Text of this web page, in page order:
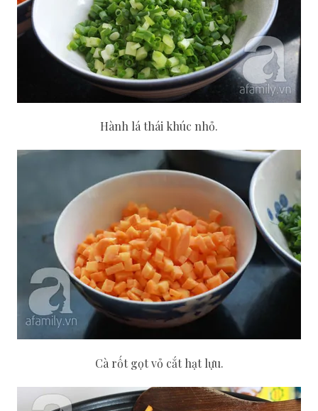
Hành lá thái khúc nhỏ.
Cà rốt gọt vỏ cắt hạt lựu.